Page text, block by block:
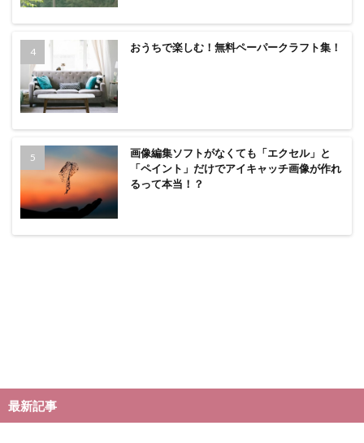
おうちで楽しむ！無料ペーパークラフト集！
画像編集ソフトがなくても「エクセル」と
「ペイント」だけでアイキャッチ画像が作れ
るって本当！？
最新記事